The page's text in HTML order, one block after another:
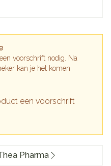
voorschrift nodig. Na
kan je het komen
een voorschrift
Pharma